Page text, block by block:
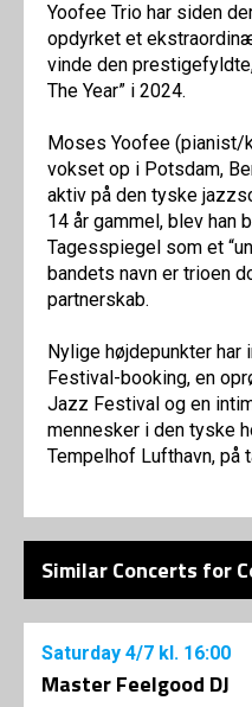
Yoofee Trio har siden
opdyrket et
vinde den
The Year” i 2024.
Moses Yoofee (pianist/
vokset op i Potsdam,
aktiv på den tyske
14 år gammel, blev han
Tagesspiegel som et
bandets navn er trioen
partnerskab.
Nylige højdepunkter har
Festival-booking, en
Jazz Festival og en
mennesker i den tyske
Tempelhof Lufthavn, på
Similar Concerts for
Saturday 4/7 kl. 16:00
Master Feelgood DJ